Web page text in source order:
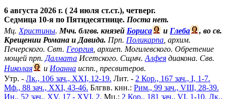
6 августа 2026 г. ( 24 июля ст.ст.), четверг.
Седмица 10-я по Пятидесятнице. Поста нет.
Мц. Христины. Мчч. блгвв. князей Бориса и Глеба
, во св.
Крещении Романа и Давида. Прп. Поликарпа , архим.
Печерского. Свт. Георгия , архиеп. Могилевского. Обретение
мощей прп. Далмата Исетского. Сщмч. Алфея диакона. Свв.
Николая
и Иоанна испп., пресвитеров.
Утр. - Лк., 106 зач., XXI, 12-19. Лит. - 2 Кор., 167 зач., I, 1-7.
Мф., 88 зач., XXI, 43-46. Блгвв. кнн.: Рим., 99 зач., VIII, 28-39.
Ин., 52 зач., XV, 17 - XVI, 2. Мц.: 2 Кор., 181 зач., VI, 1-10. Лк.,